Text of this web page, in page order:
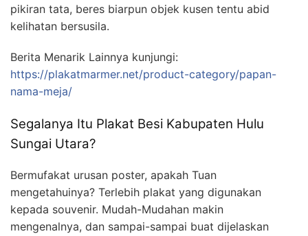
pikiran tata, beres biarpun objek kusen tentu abid
kelihatan bersusila.
Berita Menarik Lainnya kunjungi:
https://plakatmarmer.net/product-category/papan-
nama-meja/
Segalanya Itu Plakat Besi Kabupaten Hulu
Sungai Utara?
Bermufakat urusan poster, apakah Tuan
mengetahuinya? Terlebih plakat yang digunakan
kepada souvenir. Mudah-Mudahan makin
mengenalnya, dan sampai-sampai buat dijelaskan